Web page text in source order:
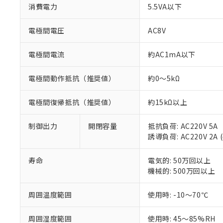
消費電力 5.5VA以下
電極間電圧 AC8V
電極間電流 約AC1mA以下
電極間動作抵抗（推奨値） 約0～5kΩ
電極間復帰抵抗（推奨値） 約15kΩ以上
制御出力 開閉容量
抵抗負荷: AC220V 5A
誘導負荷: AC220V 2A
寿命
電気的: 50万回以上
機械的: 500万回以上
周囲温度範囲 使用時: -10～70℃
周囲湿度範囲 使用時: 45～85%RH
ご利用条件
以下の条件をお読
当社制御機
在庫状況お
のであり、
い。
正式な納期
当社販売員
在庫状況お
す。
マイパーツ
お客様が当
が、当社の
さい。
調査・確認中：
非該当品：ライセ
仕入先様の事情に
があります。
鉛(Pb) 1000ppm以下、
六価クロム(Cr(Ⅵ))
ル（DBP） 1000ppm
但し、RoHS指令で産業
フタル酸エステル類の
※2 対応予定月
部品在庫の切り替
※3 非含有証明
下記の非含有証明
※1 中国
「×」：最大均質
「－」：未確認で
*中国RoHS10物質の基
Cr(Ⅵ)(六価クロム) :
※2 環境保護使
「ｅ」：有害物質
味します。
「－」：未確認で
などの必要な
当社は規制
ます。
当社は貴社
置等に一切
当社は、貴
また当社は
たしません。
記
号
○ 一定数
△ 一定数に
－
在庫な
機器販売
空
白
受注生